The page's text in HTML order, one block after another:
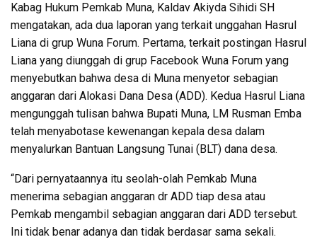
Kabag Hukum Pemkab Muna, Kaldav Akiyda Sihidi SH
mengatakan, ada dua laporan yang terkait unggahan Hasrul
Liana di grup Wuna Forum. Pertama, terkait postingan Hasrul
Liana yang diunggah di grup Facebook Wuna Forum yang
menyebutkan bahwa desa di Muna menyetor sebagian
anggaran dari Alokasi Dana Desa (ADD). Kedua Hasrul Liana
mengunggah tulisan bahwa Bupati Muna, LM Rusman Emba
telah menyabotase kewenangan kepala desa dalam
menyalurkan Bantuan Langsung Tunai (BLT) dana desa.
“Dari pernyataannya itu seolah-olah Pemkab Muna
menerima sebagian anggaran dr ADD tiap desa atau
Pemkab mengambil sebagian anggaran dari ADD tersebut.
Ini tidak benar adanya dan tidak berdasar sama sekali.